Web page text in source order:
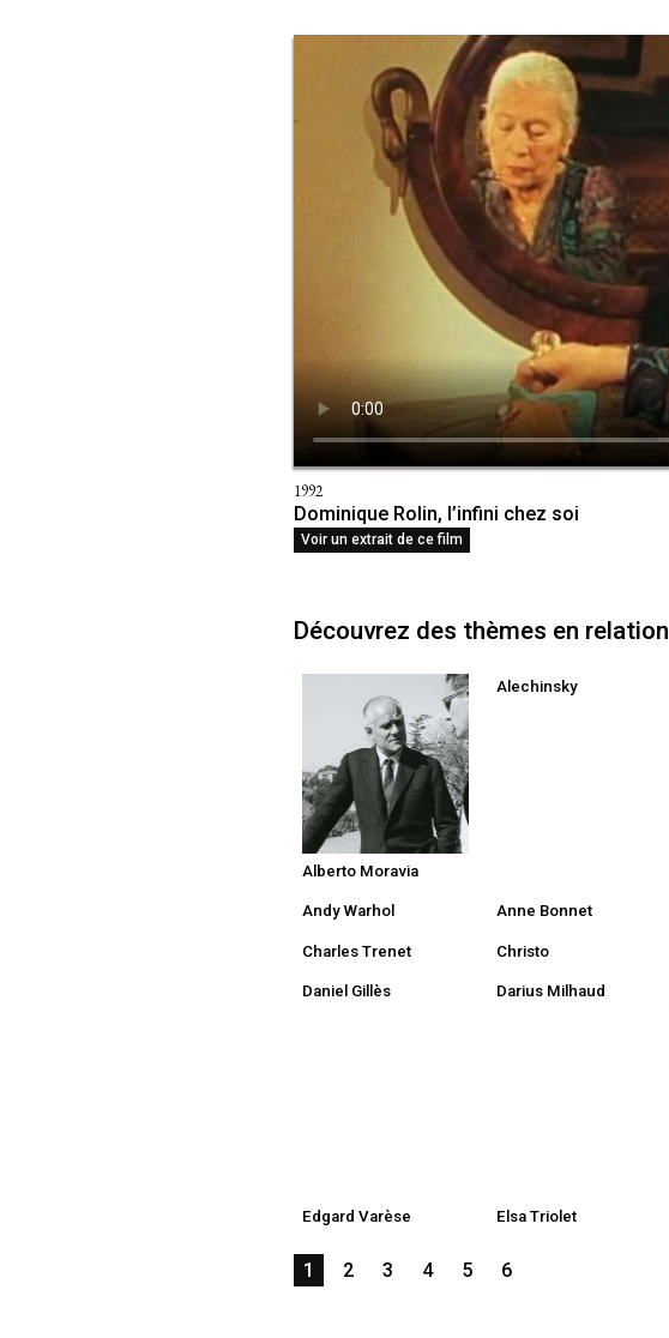
1992
Dominique Rolin, l’infini chez soi
Voir un extrait de ce film
Découvrez des thèmes en relation
Alberto Moravia
Alechinsky
Andy Warhol Anne Bonnet
Charles Trenet Christo
Daniel Gillès Darius Milhaud
Edgard Varèse Elsa Triolet
1 2 3 4 5 6